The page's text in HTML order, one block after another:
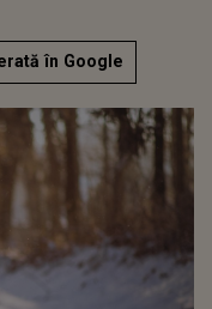
în Google